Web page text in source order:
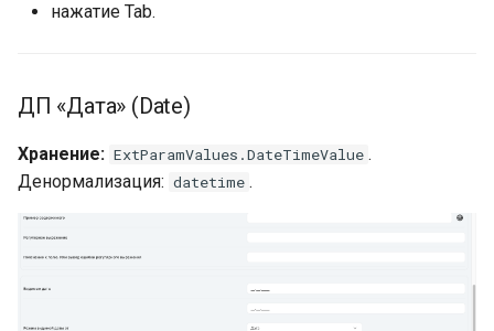
нажатие Tab.
ДП «Дата» (Date)
Хранение: ExtParamValues.DateTimeValue .
Денормализация: datetime .